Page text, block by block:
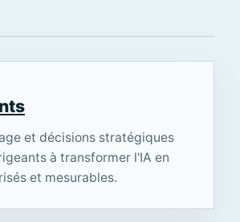
et décisions stratégiques
à transformer l'IA en
et mesurables.